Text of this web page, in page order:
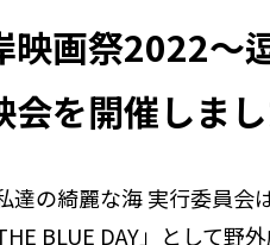
映画祭2022～
を開催しまし
達の綺麗な海 実行委員
THE BLUE DAY」として